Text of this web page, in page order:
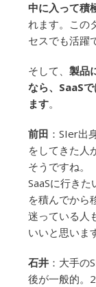
中に入って積
れます。この
セスでも活躍
そして、 製品
なら、SaaS
ます。
前田 ：SIer出
をしてきた人
そうですね。
SaaSに行き
を積んでから
迷っている人
いいと思いま
石井 ：大手
後が一般的。